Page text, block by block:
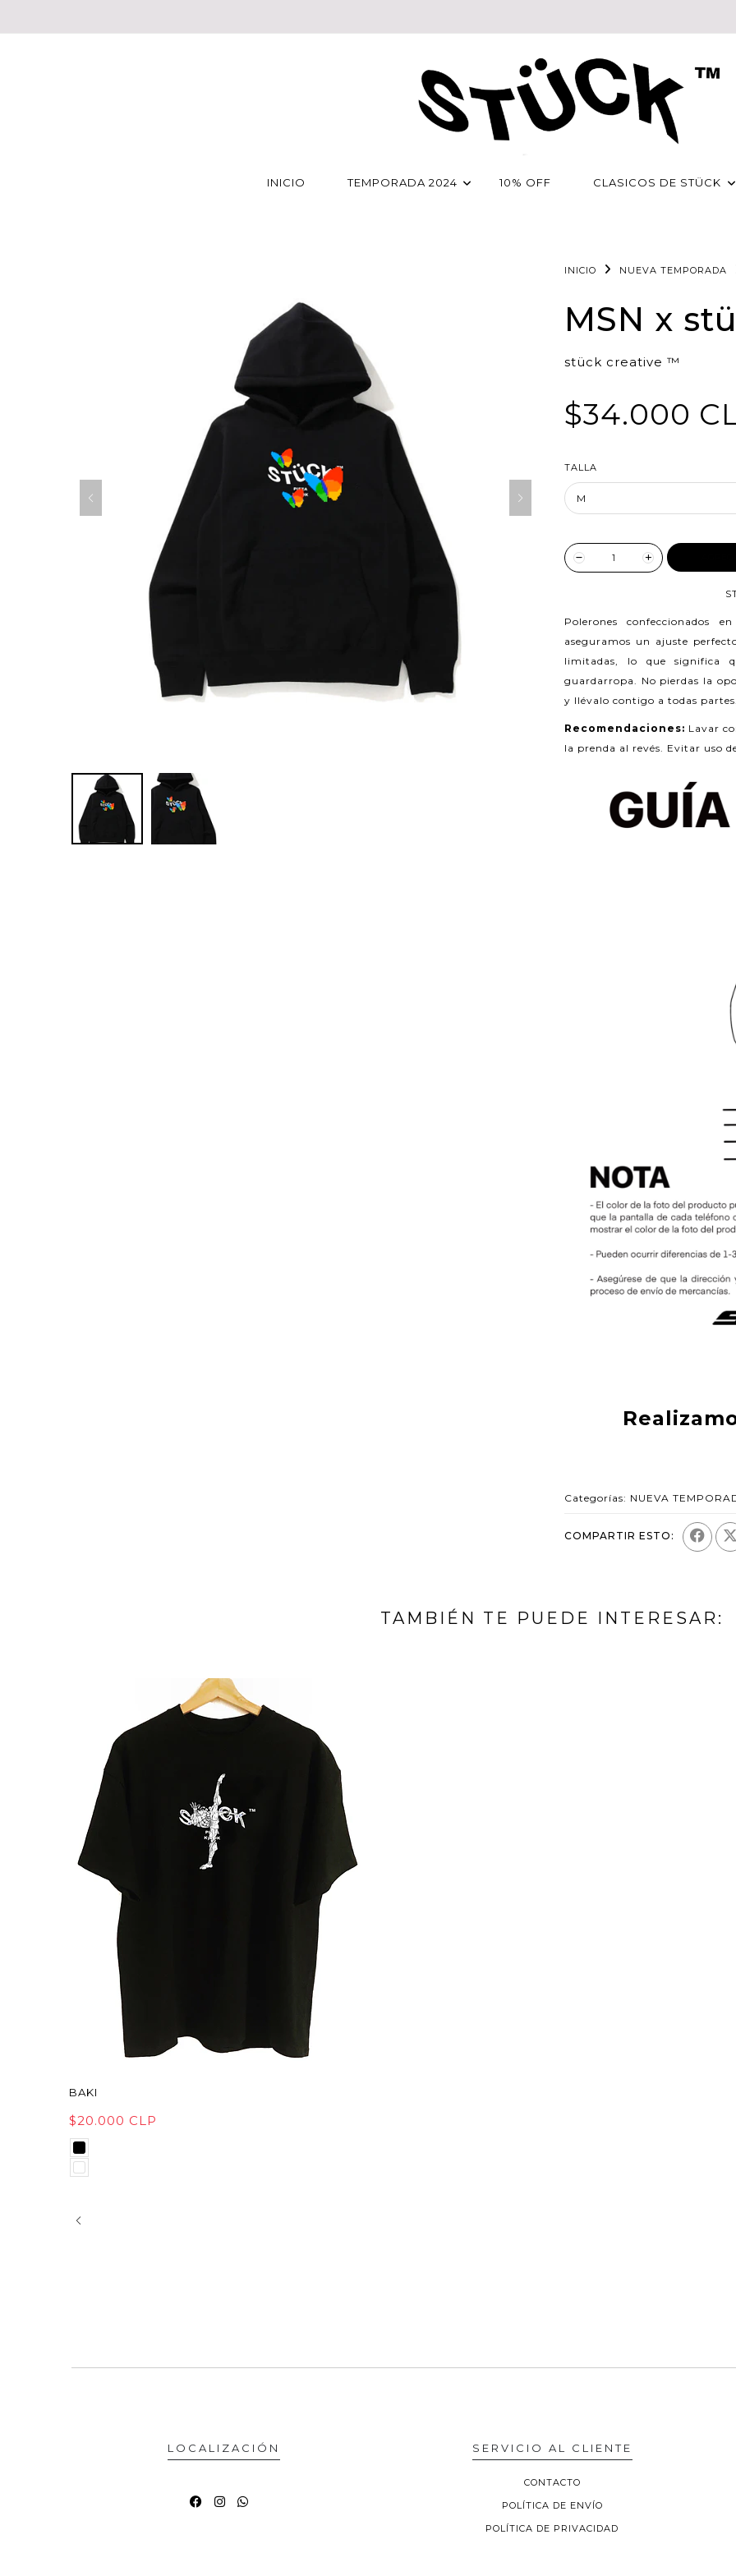
INICIO TEMPORADA 2024 10% OFF CLASICOS DE STÜCK
INICIO NUEVA TEMPORADA
MSN x
stück creative ™
$34.000
TALLA
Polerones confeccionados
aseguramos un ajuste
limitadas, lo que significa
guardarropa. No pierdas la
y llévalo contigo a todas partes.
Recomendaciones: Lavar
la prenda al revés. Evitar uso
Categorías: NUEVA
COMPARTIR ESTO:
TAMBIÉN TE PUEDE INTERESAR:
BAKI
$20.000 CLP
LOCALIZACIÓN SERVICIO AL CLIENTE
CONTACTO
POLÍTICA DE ENVÍO
POLÍTICA DE PRIVACIDAD